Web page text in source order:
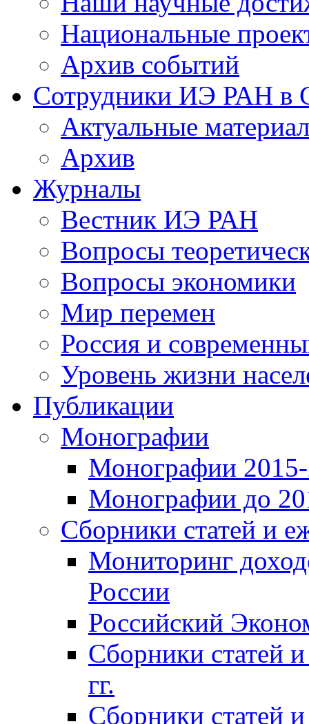
Национальные
Архив событий
Сотрудники ИЭ РАН
Актуальные
Архив
Журналы
Вестник ИЭ РАН
Вопросы
Вопросы экономики
Мир перемен
Россия и
Уровень жизни
Публикации
Монографии
Монографии 2015-
Монографии до
Сборники статей и
Мониторинг
России
Российский
Сборники статей
гг.
Сборники статей